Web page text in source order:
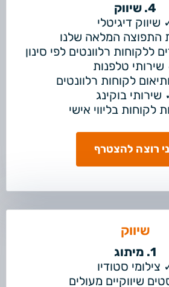
4. שיווק
שיווק דיגיטלי
התפוצה המלאה שלנו
ללקוחות רלוונטים לפי סינון
טלפנות
לקוחות רלוונטים
שירותי בוקינג
לקוחות בליווי אישי
רוצה להצטרף
שיווק
1. מיתוג
צילומי סטודיו
שיווקיים מעולים